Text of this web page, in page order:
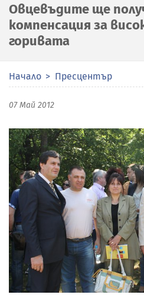
Овцевъдите ще
компенсация за
горивата
Начало Пресцентър
07 Май 2012